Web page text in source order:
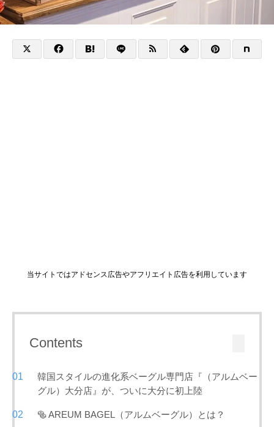
当サイトではアドセンス広告やアフリエイト広告を利用しています
Contents
韓国スタイルの進化系ベーグル専門店『（アルムベー
グル）大分店』が、ついに大分に初上陸
🥯 AREUM BAGEL（アルムベーグル）とは？